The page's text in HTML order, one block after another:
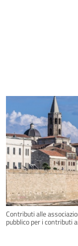
Contributi alle
pubblico per i contributi